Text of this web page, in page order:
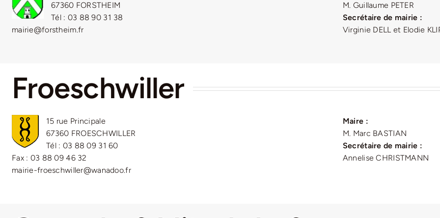
67360 FORSTHEIM
Tél : 03 88 90 31 38
mairie@forstheim.fr
M. Guillaume PETER
Secrétaire de mairie :
Virginie DELL et Elodie
Froeschwiller
15 rue Principale
67360 FROESCHWILLER
Tél : 03 88 09 31 60
Fax : 03 88 09 46 32
mairie-froeschwiller@wanadoo.fr
Maire :
M. Marc BASTIAN
Secrétaire de mairie :
Annelise CHRISTMANN